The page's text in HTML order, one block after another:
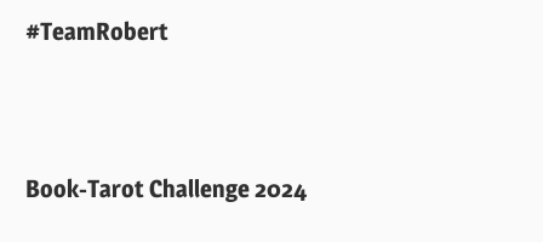
#TeamRobert
Book-Tarot Challenge 2024